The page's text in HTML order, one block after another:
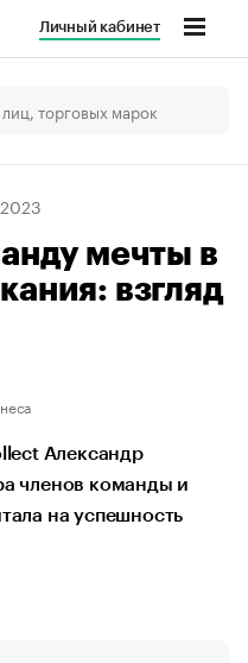
Личный кабинет
мечты в
взгляд
Александр
членов команды и
на успешность